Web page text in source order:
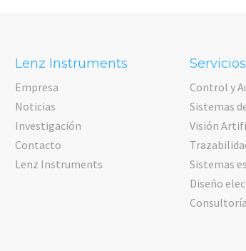
Lenz Instruments
Empresa
Noticias
Investigación
Contacto
Lenz Instruments
Servicios
Control y
Sistemas
Visión
Sistemas
Diseño